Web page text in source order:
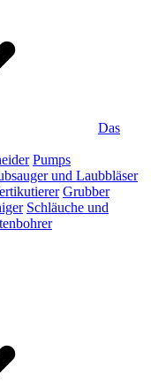
Das
Pumps
und Laubbläser
Grubber
Schläuche und